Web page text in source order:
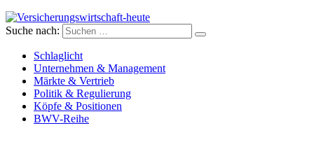
Versicherungswirtschaft-heute
Suche nach:
Schlaglicht
Unternehmen & Management
Märkte & Vertrieb
Politik & Regulierung
Köpfe & Positionen
BWV-Reihe